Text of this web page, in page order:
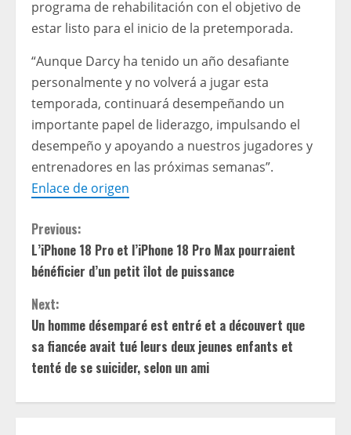
programa de rehabilitación con el objetivo de
estar listo para el inicio de la pretemporada.
“Aunque Darcy ha tenido un año desafiante
personalmente y no volverá a jugar esta
temporada, continuará desempeñando un
importante papel de liderazgo, impulsando el
desempeño y apoyando a nuestros jugadores y
entrenadores en las próximas semanas”.
Enlace de origen
C
o
n
t
i
n
Previous:
L’iPhone 18 Pro et l’iPhone 18 Pro Max pourraient
bénéficier d’un petit îlot de puissance
Next:
Un homme désemparé est entré et a découvert que
sa fiancée avait tué leurs deux jeunes enfants et
tenté de se suicider, selon un ami